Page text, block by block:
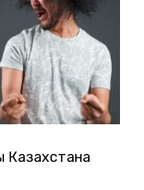
Казахстана